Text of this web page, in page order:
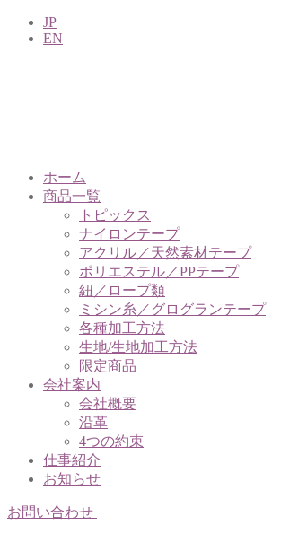
JP
EN
ホーム
商品一覧
トピックス
ナイロンテープ
アクリル／天然素材テープ
ポリエステル／PPテープ
紐／ロープ類
ミシン糸／グログランテープ
各種加工方法
生地/生地加工方法
限定商品
会社案内
会社概要
沿革
4つの約束
仕事紹介
お知らせ
お問い合わせ